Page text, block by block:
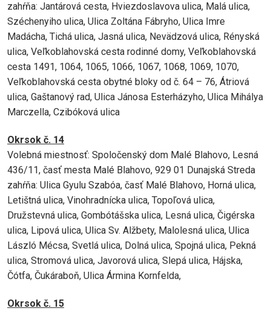
zahŕňa: Jantárová cesta, Hviezdoslavova ulica, Malá ulica,
Széchenyiho ulica, Ulica Zoltána Fábryho, Ulica Imre
Madácha, Tichá ulica, Jasná ulica, Nevädzová ulica, Rényská
ulica, Veľkoblahovská cesta rodinné domy, Veľkoblahovská
cesta 1491, 1064, 1065, 1066, 1067, 1068, 1069, 1070,
Veľkoblahovská cesta obytné bloky od č. 64 – 76, Átriová
ulica, Gaštanový rad, Ulica Jánosa Esterházyho, Ulica Mihálya
Marczella, Czibóková ulica
Okrsok č. 14
Volebná miestnosť: Spoločenský dom Malé Blahovo, Lesná
436/11, časť mesta Malé Blahovo, 929 01 Dunajská Streda
zahŕňa: Ulica Gyulu Szabóa, časť Malé Blahovo, Horná ulica,
Letištná ulica, Vinohradnícka ulica, Topoľová ulica,
Družstevná ulica, Gombótášska ulica, Lesná ulica, Čigérska
ulica, Lipová ulica, Ulica Sv. Alžbety, Malolesná ulica, Ulica
László Mécsa, Svetlá ulica, Dolná ulica, Spojná ulica, Pekná
ulica, Stromová ulica, Javorová ulica, Slepá ulica, Hájska,
Čótfa, Čukáraboň, Ulica Ármina Kornfelda,
Okrsok č. 15